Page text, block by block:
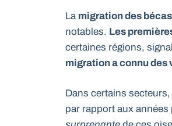
La migration des
notables. Les
certaines régions,
migration a connu
Dans certains
par rapport aux années